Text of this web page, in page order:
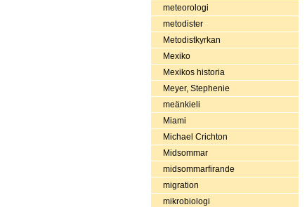
meteorologi
metodister
Metodistkyrkan
Mexiko
Mexikos historia
Meyer, Stephenie
meänkieli
Miami
Michael Crichton
Midsommar
midsommarfirande
migration
mikrobiologi